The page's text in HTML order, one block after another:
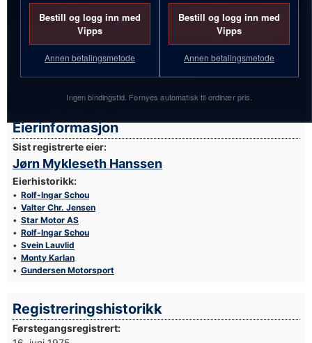
Bestill og logg inn med
Vipps
Annen betalingsmetode
Bestill og logg inn med
Vipps
Annen betalingsmetode
Ingen bindingstid. Fornyes automatisk til ordinær pris.Foto: Egil Nordlien
Eierinformasjon
Sist registrerte eier:
Jørn Mykleseth Hanssen
Eierhistorikk:
Rolf-Ingar Schou
Valter Chr. Jensen
Star Motor AS
Rolf-Ingar Schou
Svein Lauvlid
Monty Karlan
Gundersen Motorsport
Registreringshistorikk
Førstegangsregistrert: